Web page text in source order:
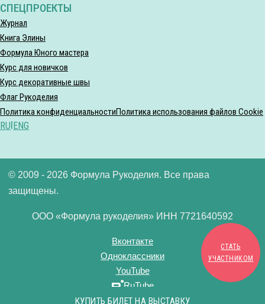
СПЕЦПРОЕКТЫ
Журнал
Книга Элины
Формула Юного мастера
Курс для новичков
Курс декоративные швы
Флаг Рукоделия
СТАТЬ
УЧАСТНИКОМ
КУПИТЬ БИЛЕТ НА ВЫСТАВКУ
Политика конфиденциальностиПолитика использования файлов Cookie
RU ENG
© 2009 - 2026 Формула Рукоделия. Все права
защищены.
ООО «Формула рукоделия» ИНН 7721640592
Вконтакте
Одноклассники
YouTube
RuTube
Дзен